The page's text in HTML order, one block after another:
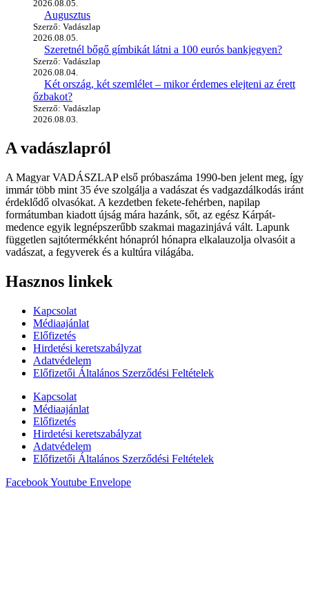
2026.08.05.
Augusztus
Szerző: Vadászlap
2026.08.05.
Szeretnél bőgő gímbikát látni a 100 eurós bankjegyen?
Szerző: Vadászlap
2026.08.04.
Két ország, két szemlélet – mikor érdemes elejteni az érett
őzbakot?
Szerző: Vadászlap
2026.08.03.
A vadászlapról
A Magyar VADÁSZLAP első próbaszáma 1990-ben jelent meg, így
immár több mint 35 éve szolgálja a vadászat és vadgazdálkodás iránt
érdeklődő olvasókat. A kezdetben fekete-fehérben, napilap
formátumban kiadott újság mára hazánk, sőt, az egész Kárpát-
medence egyik legnépszerűbb szakmai magazinjává vált. Lapunk
független sajtótermékként hónapról hónapra elkalauzolja olvasóit a
vadászat, a fegyverek és a kultúra világába.
Hasznos linkek
Kapcsolat
Médiaajánlat
Előfizetés
Hirdetési keretszabályzat
Adatvédelem
Előfizetői Általános Szerződési Feltételek
Kapcsolat
Médiaajánlat
Előfizetés
Hirdetési keretszabályzat
Adatvédelem
Előfizetői Általános Szerződési Feltételek
FacebookYoutube Envelope